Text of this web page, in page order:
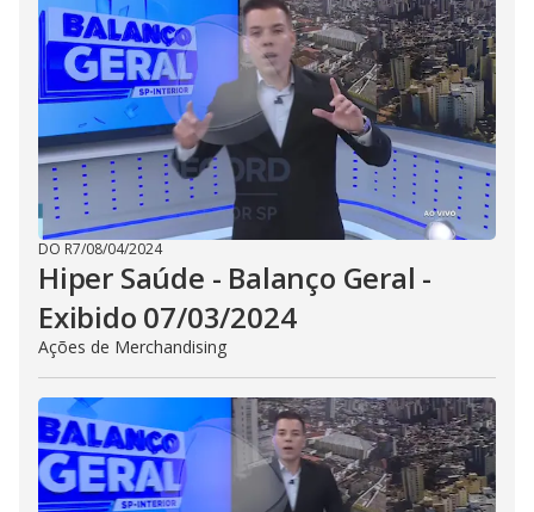
DO R7/08/04/2024
Hiper Saúde - Balanço Geral -
Exibido 07/03/2024
Ações de Merchandising